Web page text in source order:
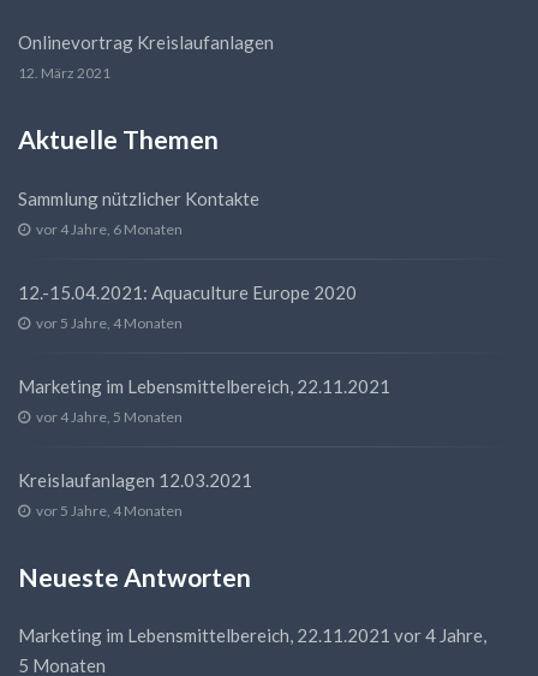
Onlinevortrag Kreislaufanlagen
12. März 2021
Aktuelle Themen
Sammlung nützlicher Kontakte
vor 4 Jahre, 6 Monaten
12.-15.04.2021: Aquaculture Europe 2020
vor 5 Jahre, 4 Monaten
Marketing im Lebensmittelbereich, 22.11.2021
vor 4 Jahre, 5 Monaten
Kreislaufanlagen 12.03.2021
vor 5 Jahre, 4 Monaten
Neueste Antworten
Marketing im Lebensmittelbereich, 22.11.2021 vor 4 Jahre,
5 Monaten